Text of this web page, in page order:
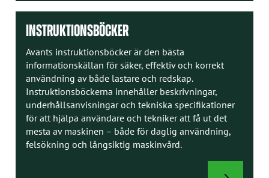
INSTRUKTIONSBÖCKER
Avants instruktionsböcker är den bästa
informationskällan för säker, effektiv och korrekt
användning av både lastare och redskap.
Instruktionsböckerna innehåller beskrivningar,
underhållsanvisningar och tekniska specifikationer
för att hjälpa användare och tekniker att få ut det
mesta av maskinen – både för daglig användning,
felsökning och långsiktig maskinvård.